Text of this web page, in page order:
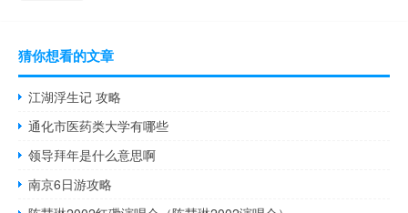
猜你想看的文章
江湖浮生记 攻略
通化市医药类大学有哪些
领导拜年是什么意思啊
南京6日游攻略